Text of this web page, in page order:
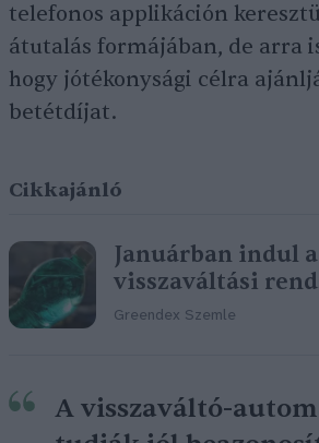
telefonos applikáción
átutalás formájában, de arra
hogy jótékonysági célra
betétdíjat.
Cikkajánló
Januárban indul
visszaváltási
Greendex Szemle
A visszaváltó-